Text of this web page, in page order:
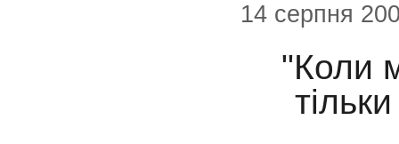
14 серпня
"Коли